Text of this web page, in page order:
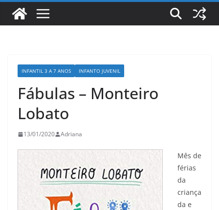
INFANTIL 3 A 7 ANOS INFANTO JUVENIL
Fábulas – Monteiro
Lobato
13/01/2020 Adriana
Mês de
férias
da
criança
da e